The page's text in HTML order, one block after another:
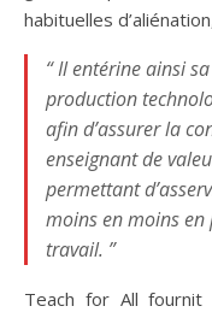
habituelles
“ Il entérine ainsi
production
afin d’assurer la
enseignant de
permettant
moins en moins
travail. ”
Teach for All